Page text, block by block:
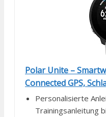
Polar Unite –
Connected GPS,
Personalisierte
Trainingsanleitung